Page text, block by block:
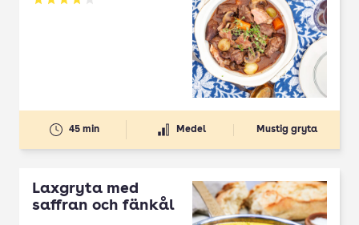
Betyg: 3.97 av 5
45 min Medel Mustig gryta
Laxgryta med
saffran och fänkål